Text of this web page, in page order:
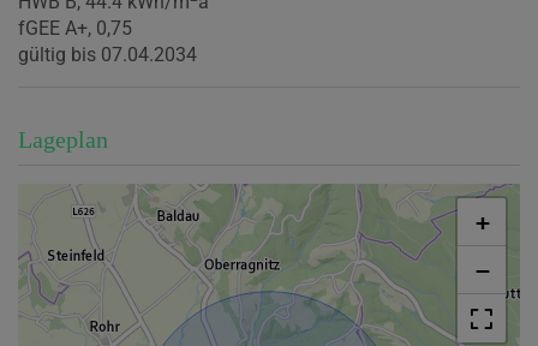
fGEE A+, 0,75
gültig bis 07.04.2034
Lageplan
+
−